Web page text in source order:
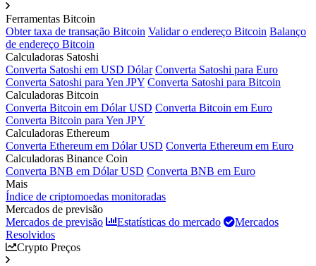
Ferramentas Bitcoin
Obter taxa de transação Bitcoin Validar o endereço Bitcoin Balanço
de endereço Bitcoin
Calculadoras Satoshi
Converta Satoshi em USD Dólar Converta Satoshi para Euro
Converta Satoshi para Yen JPY Converta Satoshi para Bitcoin
Calculadoras Bitcoin
Converta Bitcoin em Dólar USD Converta Bitcoin em Euro
Converta Bitcoin para Yen JPY
Calculadoras Ethereum
Converta Ethereum em Dólar USD Converta Ethereum em Euro
Calculadoras Binance Coin
Converta BNB em Dólar USD Converta BNB em Euro
Mais
Índice de criptomoedas monitoradas
Mercados de previsão
Mercados de previsão
Estatísticas do mercado
Mercados
Resolvidos
Crypto Preços